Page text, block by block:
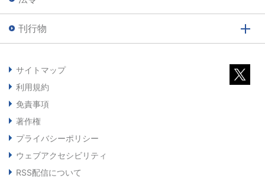
刊行物
サイトマップ
利用規約
免責事項
著作権
プライバシーポリシー
ウェブアクセシビリティ
RSS配信について